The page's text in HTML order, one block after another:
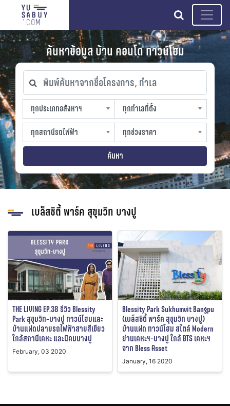
search
ค้นหาข้อมูล บ้าน คอนโด ทาวน์โฮม
พิมพ์ค้นหาจากชื่อโครงการ, ทำเล
ทุกประเภทอสังหาฯ
ทุกประเภทอสังหาฯ
sproperty
ทุกทำเลที่ตั้ง
ทุกทำเลที่ตั้ง
slocation
ทุกสถานีรถไฟฟ้า
ทุกสถานีรถไฟฟ้า
strain-station
ทุกช่วงราคา
ทุกช่วงราคา
sprice
ค้นหา
เบล็สซิตี้ พาร์ค สุขุมวิท บางปู
THE LIVING EP.38 รีวิว Blessity
Park สุขุมวิท-บางปู ทาวน์โฮมและ
บ้านแฝดปลายรถไฟฟ้าสายสีเขียว
ใกล้สถานีเคหะ และนิคมบางปู
February, 03 2020
Blessity Park Sukhumvit Bangpu
(เบล็สซิตี้ พาร์ค สุขุมวิท บางปู)
บ้านแฝด ทาวน์โฮม สไตล์ Modern
ย่านเคหะฯ-บางปู ใกล้ BTS เคหะฯ
จาก Bless Asset
January, 16 2020